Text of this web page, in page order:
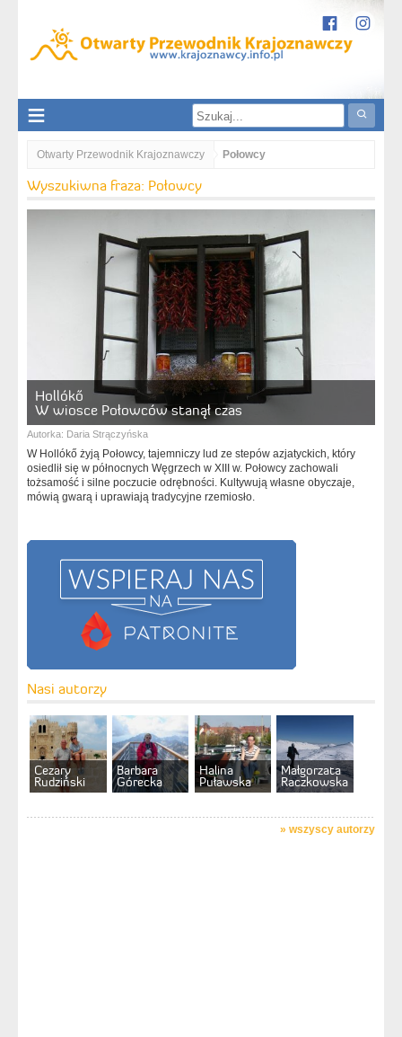
Otwarty Przewodnik Krajoznawczy Połowcy
Wyszukiwna fraza: Połowcy
Hollókő
W wiosce Połowców stanął czas
Autorka: Daria Strączyńska
W Hollókő żyją Połowcy, tajemniczy lud ze stepów azjatyckich, który
osiedlił się w północnych Węgrzech w XIII w. Połowcy zachowali
tożsamość i silne poczucie odrębności. Kultywują własne obyczaje,
mówią gwarą i uprawiają tradycyjne rzemiosło.
Nasi autorzy
Cezary
Rudziński
Barbara
Górecka
Halina
Puławska
Małgorzata
Raczkowska
» wszyscy autorzy